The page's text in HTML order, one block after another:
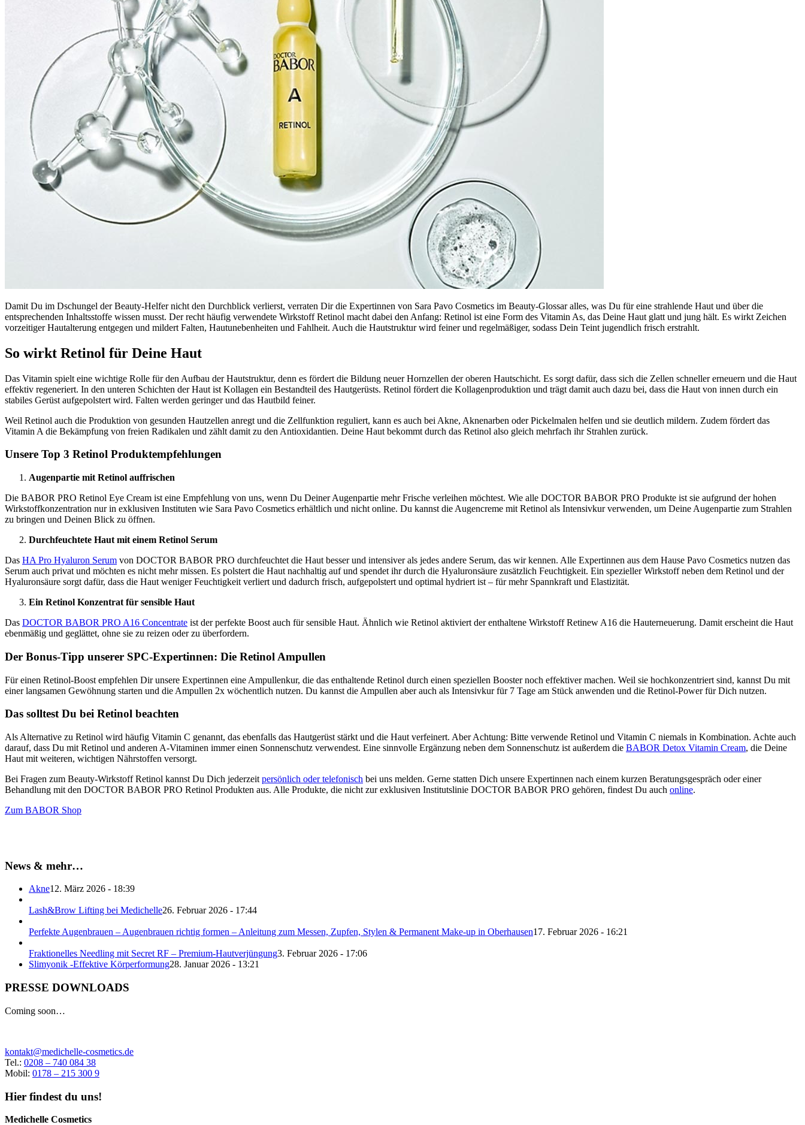
Damit Du im Dschungel der Beauty-Helfer nicht den Durchblick verlierst, verraten Dir die Expertinnen von Sara Pavo Cosmetics im Beauty-Glossar alles, was Du für eine strahlende Haut und über die
entsprechenden Inhaltsstoffe wissen musst. Der recht häufig verwendete Wirkstoff Retinol macht dabei den Anfang: Retinol ist eine Form des Vitamin As, das Deine Haut glatt und jung hält. Es wirkt Zeichen
vorzeitiger Hautalterung entgegen und mildert Falten, Hautunebenheiten und Fahlheit. Auch die Hautstruktur wird feiner und regelmäßiger, sodass Dein Teint jugendlich frisch erstrahlt.
So wirkt Retinol für Deine Haut
Das Vitamin spielt eine wichtige Rolle für den Aufbau der Hautstruktur, denn es fördert die Bildung neuer Hornzellen der oberen Hautschicht. Es sorgt dafür, dass sich die Zellen schneller erneuern und die Haut
effektiv regeneriert. In den unteren Schichten der Haut ist Kollagen ein Bestandteil des Hautgerüsts. Retinol fördert die Kollagenproduktion und trägt damit auch dazu bei, dass die Haut von innen durch ein
stabiles Gerüst aufgepolstert wird. Falten werden geringer und das Hautbild feiner.
Weil Retinol auch die Produktion von gesunden Hautzellen anregt und die Zellfunktion reguliert, kann es auch bei Akne, Aknenarben oder Pickelmalen helfen und sie deutlich mildern. Zudem fördert das
Vitamin A die Bekämpfung von freien Radikalen und zählt damit zu den Antioxidantien. Deine Haut bekommt durch das Retinol also gleich mehrfach ihr Strahlen zurück.
Unsere Top 3 Retinol Produktempfehlungen
Augenpartie mit Retinol auffrischen
Die BABOR PRO Retinol Eye Cream ist eine Empfehlung von uns, wenn Du Deiner Augenpartie mehr Frische verleihen möchtest. Wie alle DOCTOR BABOR PRO Produkte ist sie aufgrund der hohen
Wirkstoffkonzentration nur in exklusiven Instituten wie Sara Pavo Cosmetics erhältlich und nicht online. Du kannst die Augencreme mit Retinol als Intensivkur verwenden, um Deine Augenpartie zum Strahlen
zu bringen und Deinen Blick zu öffnen.
Durchfeuchtete Haut mit einem Retinol Serum
Das HA Pro Hyaluron Serum von DOCTOR BABOR PRO durchfeuchtet die Haut besser und intensiver als jedes andere Serum, das wir kennen. Alle Expertinnen aus dem Hause Pavo Cosmetics nutzen das
Serum auch privat und möchten es nicht mehr missen. Es polstert die Haut nachhaltig auf und spendet ihr durch die Hyaluronsäure zusätzlich Feuchtigkeit. Ein spezieller Wirkstoff neben dem Retinol und der
Hyaluronsäure sorgt dafür, dass die Haut weniger Feuchtigkeit verliert und dadurch frisch, aufgepolstert und optimal hydriert ist – für mehr Spannkraft und Elastizität.
Ein Retinol Konzentrat für sensible Haut
Das DOCTOR BABOR PRO A16 Concentrate ist der perfekte Boost auch für sensible Haut. Ähnlich wie Retinol aktiviert der enthaltene Wirkstoff Retinew A16 die Hauterneuerung. Damit erscheint die Haut
ebenmäßig und geglättet, ohne sie zu reizen oder zu überfordern.
Der Bonus-Tipp unserer SPC-Expertinnen: Die Retinol Ampullen
Für einen Retinol-Boost empfehlen Dir unsere Expertinnen eine Ampullenkur, die das enthaltende Retinol durch einen speziellen Booster noch effektiver machen. Weil sie hochkonzentriert sind, kannst Du mit
einer langsamen Gewöhnung starten und die Ampullen 2x wöchentlich nutzen. Du kannst die Ampullen aber auch als Intensivkur für 7 Tage am Stück anwenden und die Retinol-Power für Dich nutzen.
Das solltest Du bei Retinol beachten
Als Alternative zu Retinol wird häufig Vitamin C genannt, das ebenfalls das Hautgerüst stärkt und die Haut verfeinert. Aber Achtung: Bitte verwende Retinol und Vitamin C niemals in Kombination. Achte auch
darauf, dass Du mit Retinol und anderen A-Vitaminen immer einen Sonnenschutz verwendest. Eine sinnvolle Ergänzung neben dem Sonnenschutz ist außerdem die BABOR Detox Vitamin Cream, die Deine
Haut mit weiteren, wichtigen Nährstoffen versorgt.
Bei Fragen zum Beauty-Wirkstoff Retinol kannst Du Dich jederzeit persönlich oder telefonisch bei uns melden. Gerne statten Dich unsere Expertinnen nach einem kurzen Beratungsgespräch oder einer
Behandlung mit den DOCTOR BABOR PRO Retinol Produkten aus. Alle Produkte, die nicht zur exklusiven Institutslinie DOCTOR BABOR PRO gehören, findest Du auch online.
Zum BABOR Shop
News & mehr…
Akne12. März 2026 - 18:39
Lash&Brow Lifting bei Medichelle26. Februar 2026 - 17:44
Perfekte Augenbrauen – Augenbrauen richtig formen – Anleitung zum Messen, Zupfen, Stylen & Permanent Make-up in Oberhausen17. Februar 2026 - 16:21
Fraktionelles Needling mit Secret RF – Premium-Hautverjüngung3. Februar 2026 - 17:06
Slimyonik -Effektive Körperformung28. Januar 2026 - 13:21
PRESSE DOWNLOADS
Coming soon…
kontakt@medichelle-cosmetics.de
Tel.: 0208 – 740 084 38
Mobil: 0178 – 215 300 9
Hier findest du uns!
Medichelle Cosmetics